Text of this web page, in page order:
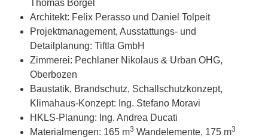
Thomas Börgel
Architekt: Felix Perasso und Daniel Tolpeit
Projektmanagement, Ausstattungs- und
Detailplanung: Tiftla GmbH
Zimmerei: Pechlaner Nikolaus & Urban OHG,
Oberbozen
Baustatik, Brandschutz, Schallschutzkonzept,
Klimahaus-Konzept: Ing. Stefano Moravi
HKLS-Planung: Ing. Andrea Ducati
Materialmengen: 165 m3 Wandelemente, 175 m3